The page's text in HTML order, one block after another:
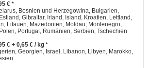
€ *
Bosnien und Herzegowina, Bulgarien,
Gibraltar, Irland, Island, Kroatien, Lettland,
Litauen, Mazedonien, Moldau, Montenegro,
Portugal, Rumänien, Serbien, Tschechien
€ + 0,65 € / kg *
Georgien, Israel, Libanon, Libyen, Marokko,